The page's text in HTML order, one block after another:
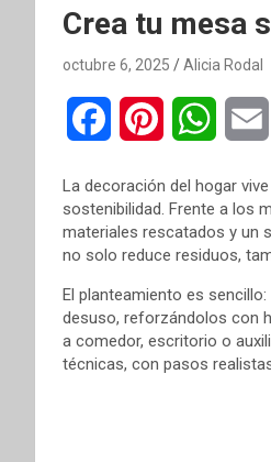
Crea tu mesa
octubre 6, 2025 Alicia Rodal
c
e
b
o
n
t
e
r
a
t
s
A
La decoración del hogar
sostenibilidad. Frente a los
materiales rescatados y un
no solo reduce residuos,
El planteamiento es
desuso, reforzándolos con
a comedor, escritorio o
técnicas, con pasos